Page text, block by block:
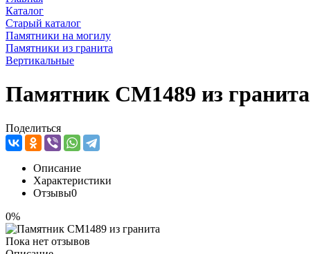
Каталог
Старый каталог
Памятники на могилу
Памятники из гранита
Вертикальные
Памятник CM1489 из гранита
Поделиться
Описание
Характеристики
Отзывы0
0%
Пока нет отзывов